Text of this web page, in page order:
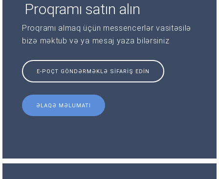
Proqramı satın alın
Proqramı almaq üçün messencerlər vasitəsilə
bizə məktub və ya mesaj yaza bilərsiniz
E-POÇT GÖNDƏRMƏKLƏ SIFARIŞ EDIN
ƏLAQƏ MƏLUMATI